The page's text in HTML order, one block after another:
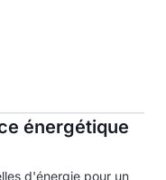
énergétique
d'énergie pour un